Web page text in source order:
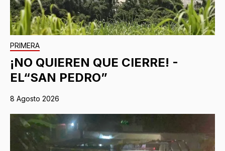
PRIMERA
¡NO QUIEREN QUE CIERRE! -
EL“SAN PEDRO”
8 Agosto 2026